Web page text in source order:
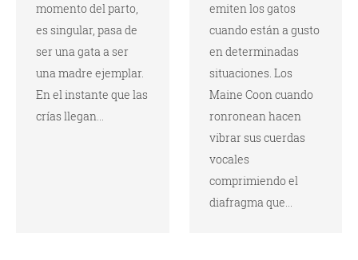
momento del parto,
es singular, pasa de
ser una gata a ser
una madre ejemplar.
En el instante que las
crías llegan...
emiten los gatos
cuando están a gusto
en determinadas
situaciones. Los
Maine Coon cuando
ronronean hacen
vibrar sus cuerdas
vocales
comprimiendo el
diafragma que...